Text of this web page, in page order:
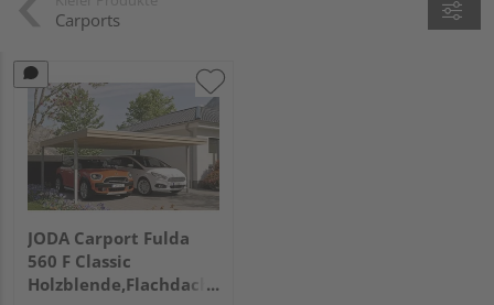
Carports
JODA Carport Fulda
560 F Classic
Holzblende,Flachdach